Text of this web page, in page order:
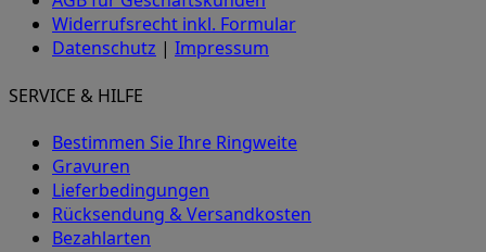
Widerrufsrecht inkl. Formular
Datenschutz | Impressum
SERVICE & HILFE
Bestimmen Sie Ihre Ringweite
Gravuren
Lieferbedingungen
Rücksendung & Versandkosten
Bezahlarten